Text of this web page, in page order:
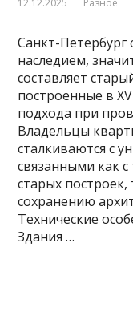
12.12.2025 Разное
Санкт-Петербург
наследием,
составляет
построенные в
подхода при
Владельцы
сталкиваются с
связанными как
старых
сохранению
Технические
Здания …